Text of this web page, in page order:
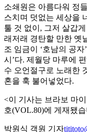
소쇄원은 아름다워 정
스치며 덧없는 세상을
툴 것 없이, 그저 살갑
래저래 경탄할 만한 옛
조 임금이 ‘호남의 공자
시’다. 제월당 마루에
수 오언절구로 노래한
혼을 훅 불어넣었다.
<이 기사는 브라보 마
호(VOL.80)에 게재됐
박원식 객원 기자